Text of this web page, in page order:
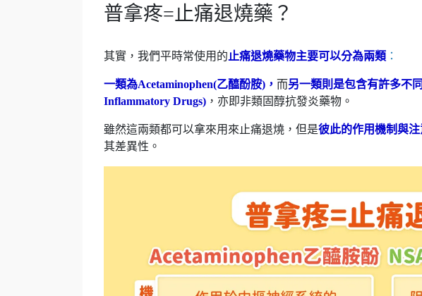
普拿疼=止痛退燒藥？
其實，我們平時常使用的 止痛退燒藥物主要可以分為兩類 ：
一類為Acetaminophen(乙醯酚胺)， 而另一類則是包含有許多不
Inflammatory Drugs) ，亦即非類固醇抗發炎藥物。
雖然這兩類都可以拿來用來止痛退燒，但是彼此的作用機制與注
其差異性。